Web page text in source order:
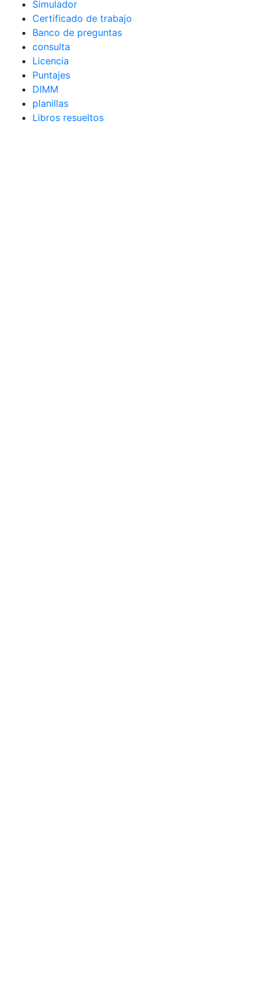
Simulador
Certificado de trabajo
Banco de preguntas
consulta
Licencia
Puntajes
DIMM
planillas
Libros resueltos